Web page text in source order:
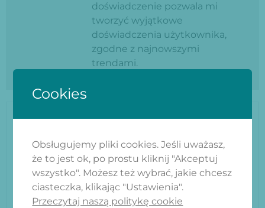
doświadczenie pozwala mi
tworzyć wyjątkowe
doświadczenia użytkownika,
zgodne z najnowszymi
trendami.
Cookies
Obsługujemy pliki cookies. Jeśli uważasz,
że to jest ok, po prostu kliknij "Akceptuj
wszystko". Możesz też wybrać, jakie chcesz
ciasteczka, klikając "Ustawienia".
Przeczytaj naszą politykę cookie